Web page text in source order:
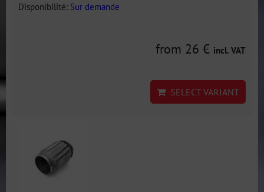
Disponibilité: Sur demande
from 26 € incl. VAT
SELECT VARIANT